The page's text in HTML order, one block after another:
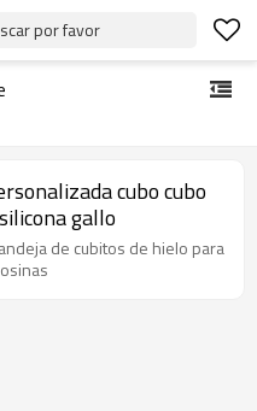
por favor
cubo cubo
gallo
de cubitos de hielo para